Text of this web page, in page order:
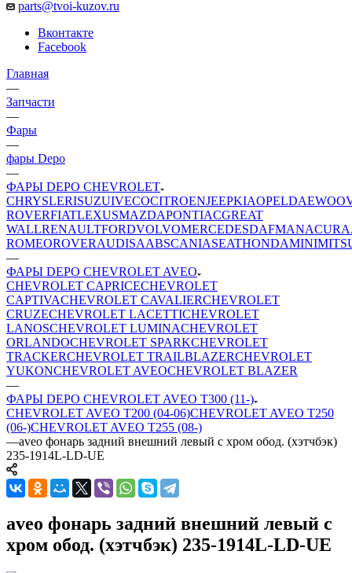
parts@tvoi-kuzov.ru
Вконтакте
Facebook
Главная
—
Запчасти
—
Фары
—
фары Depo
—
ФАРЫ DEPO CHEVROLET
CHRYSLERISUZUIVECOCITROENJEEPKIAOPELDAEWOO
ROVERFIATLEXUSMAZDAPONTIACGREAT
WALLRENAULTFORDVOLVOMERCEDESDAFMANACURA
ROMEOROVERAUDISAABSCANIASEATHONDAMINI
—
ФАРЫ DEPO CHEVROLET AVEO
CHEVROLET CAPRICECHEVROLET
CAPTIVACHEVROLET CAVALIERCHEVROLET
CRUZECHEVROLET LACETTICHEVROLET
LANOSCHEVROLET LUMINACHEVROLET
ORLANDOCHEVROLET SPARKCHEVROLET
TRACKERCHEVROLET TRAILBLAZERCHEVROLET
YUKONCHEVROLET AVEOCHEVROLET BLAZER
—
ФАРЫ DEPO CHEVROLET AVEO T300 (11-)
CHEVROLET AVEO T200 (04-06)CHEVROLET AVEO T250
(06-)CHEVROLET AVEO T255 (08-)
—aveo фонарь задний внешний левый с хром обод. (хэтчбэк)
235-1914L-LD-UE
aveo фонарь задний внешний левый с
хром обод. (хэтчбэк) 235-1914L-LD-UE